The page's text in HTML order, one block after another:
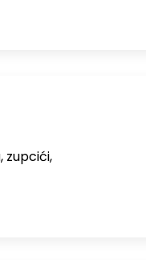
zupcići,